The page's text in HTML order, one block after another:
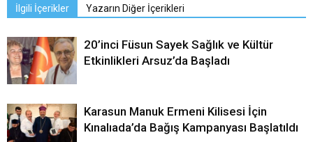
İlgili İçerikler Yazarın Diğer İçerikleri
20’inci Füsun Sayek Sağlık ve Kültür
Etkinlikleri Arsuz’da Başladı
Karasun Manuk Ermeni Kilisesi İçin
Kınalıada’da Bağış Kampanyası Başlatıldı